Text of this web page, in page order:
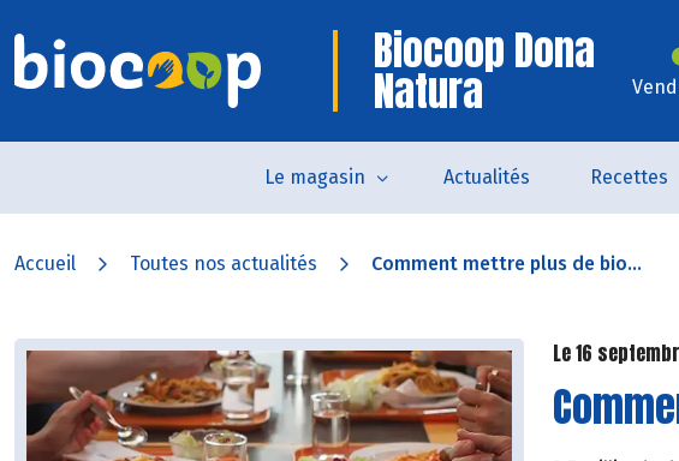
Biocoop Dona
Natura
Le magasin Actualités Recettes
Accueil Toutes nos actualités Comment mettre plus de bio...
Le 16